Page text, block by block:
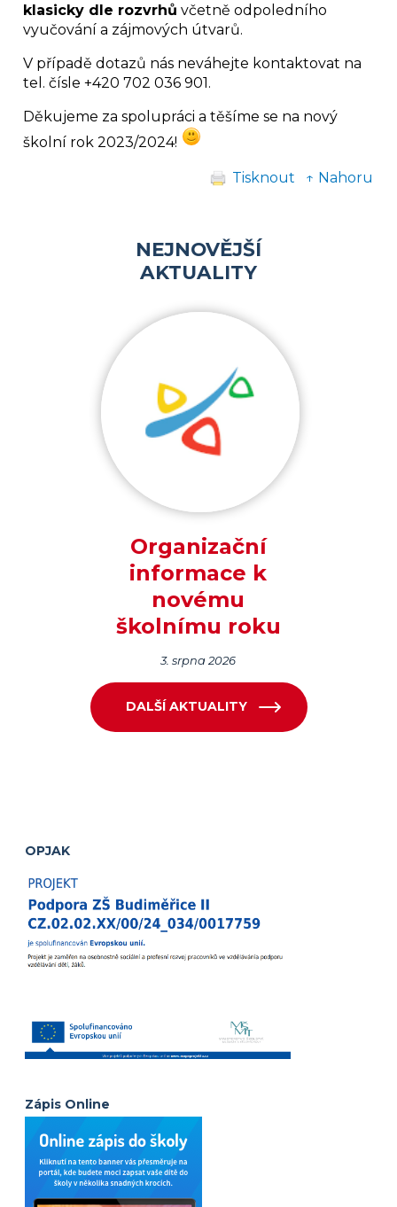
klasicky dle rozvrhů včetně odpoledního
vyučování a zájmových útvarů.
V případě dotazů nás neváhejte kontaktovat na
tel. čísle +420 702 036 901.
Děkujeme za spolupráci a těšíme se na nový
školní rok 2023/2024!
Tisknout ↑ Nahoru
NEJNOVĚJŠÍ
AKTUALITY
Organizační
informace k
novému
školnímu roku
3. srpna 2026
DALŠÍ AKTUALITY
OPJAK
Zápis Online